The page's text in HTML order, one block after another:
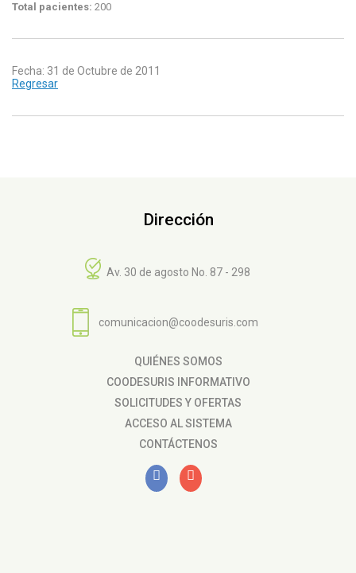
Total pacientes: 200
Fecha: 31 de Octubre de 2011
Regresar
Dirección
Av. 30 de agosto No. 87 - 298
comunicacion@coodesuris.com
QUIÉNES SOMOS
COODESURIS INFORMATIVO
SOLICITUDES Y OFERTAS
ACCESO AL SISTEMA
CONTÁCTENOS